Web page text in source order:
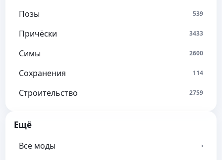
Позы 539
Причёски 3433
Симы 2600
Сохранения 114
Строительство 2759
Ещё
Все моды ›